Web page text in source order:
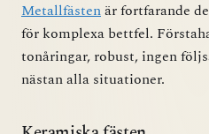
Metallfästenär fortfarande
för komplexa bettfel.
tonåringar, robust, ingen
nästan alla situationer.